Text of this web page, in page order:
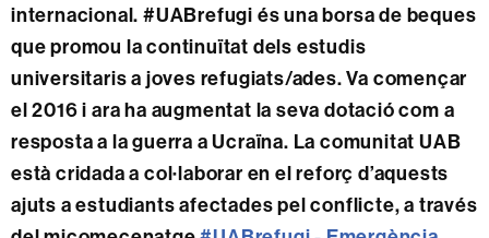
internacional. #UABrefugi és una borsa de beques
que promou la continuïtat dels estudis
universitaris a joves refugiats/ades. Va començar
el 2016 i ara ha augmentat la seva dotació com a
resposta a la guerra a Ucraïna. La comunitat UAB
està cridada a col·laborar en el reforç d’aquests
ajuts a estudiants afectades pel conflicte, a través